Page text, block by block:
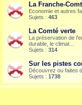
La Franche-
Economie et autres
Sujets : 463
La Comté verte
La préservation de
durable, le climat...
Sujets : 314
Sur les pistes
Découvrez ou faites
Sujets : 1738